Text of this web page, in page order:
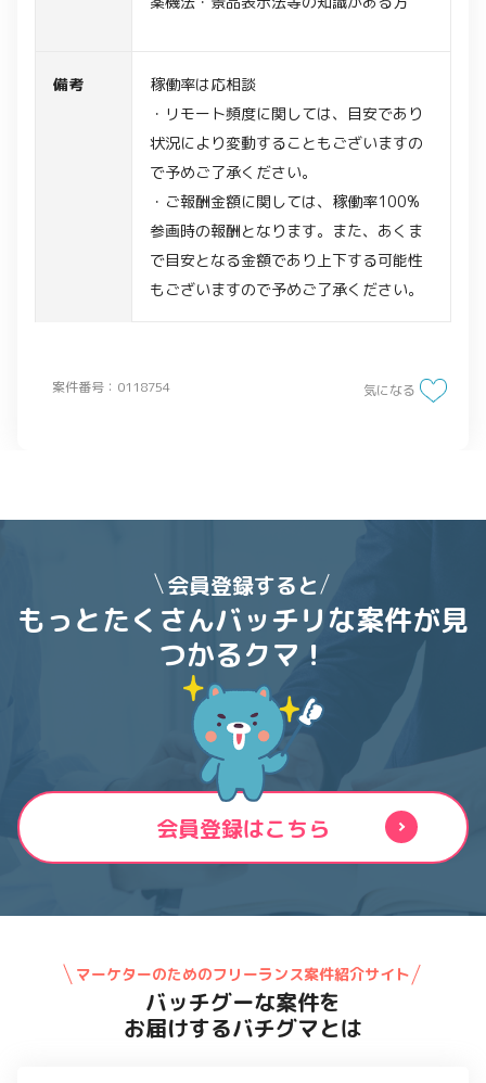
案件番号：0118754
備考
稼働率は応相談
・リモート頻度に関しては、目安であり
状況により変動することもございますの
で予めご了承ください。
・ご報酬金額に関しては、稼働率100%
参画時の報酬となります。また、あくま
で目安となる金額であり上下する可能性
もございますので予めご了承ください。
気になる
会員登録すると
もっとたくさんバッチリな案件が見
つかるクマ！
会員登録はこちら
マーケターのためのフリーランス案件紹介サイト
バッチグーな案件を
お届けするバチグマとは